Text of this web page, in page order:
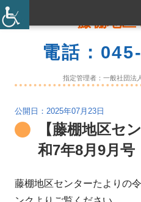
コ
ン
藤棚地区
電話：
指定管理者：一般社団法
メ
2025年07月23日
【藤棚地区セ
和7年8月9月号
藤棚地区センターたよりの